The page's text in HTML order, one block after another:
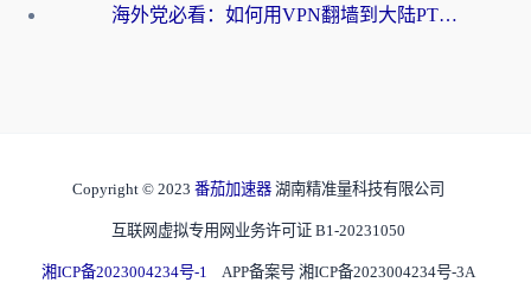
海外党必看：如何用VPN翻墙到大陆PTT？一篇解决你所有回国加速痛点
Copyright © 2023 番茄加速器 湖南精准量科技有限公司
互联网虚拟专用网业务许可证 B1-20231050
湘ICP备2023004234号-1 APP备案号 湘ICP备2023004234号-3A